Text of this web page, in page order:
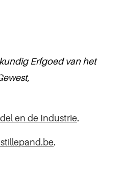
Erfgoed van het
,
en de Industrie.
.